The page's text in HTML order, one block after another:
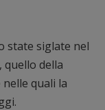
state siglate nel
quello della
quali la